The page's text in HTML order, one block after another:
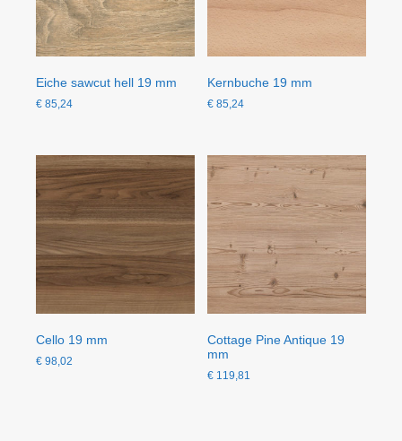
Eiche sawcut hell 19 mm
€ 85,24
Kernbuche 19 mm
€ 85,24
Cello 19 mm
€ 98,02
Cottage Pine Antique 19
mm
€ 119,81